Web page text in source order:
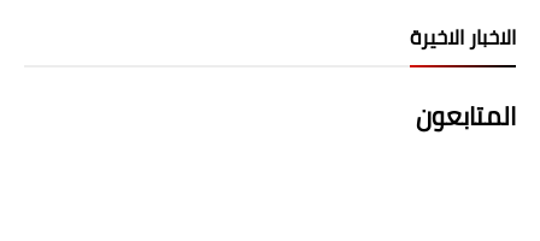
الاخبار الاخيرة
المتابعون